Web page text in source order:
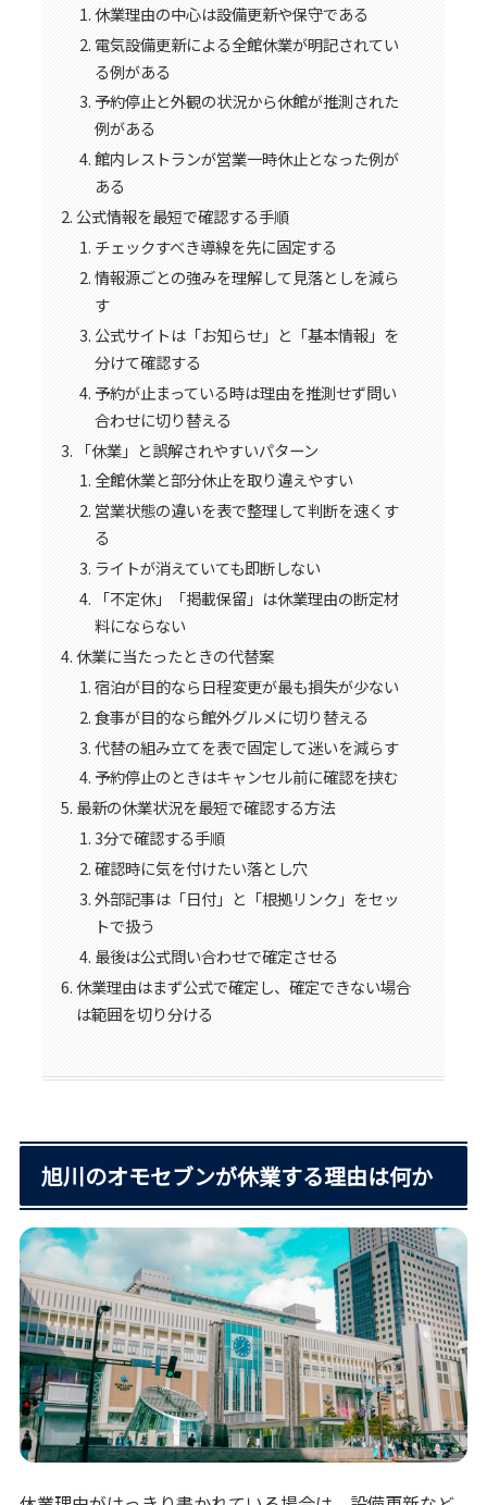
休業理由の中心は設備更新や保守である
電気設備更新による全館休業が明記されてい
る例がある
予約停止と外観の状況から休館が推測された
例がある
館内レストランが営業一時休止となった例が
ある
公式情報を最短で確認する手順
チェックすべき導線を先に固定する
情報源ごとの強みを理解して見落としを減ら
す
公式サイトは「お知らせ」と「基本情報」を
分けて確認する
予約が止まっている時は理由を推測せず問い
合わせに切り替える
「休業」と誤解されやすいパターン
全館休業と部分休止を取り違えやすい
営業状態の違いを表で整理して判断を速くす
る
ライトが消えていても即断しない
「不定休」「掲載保留」は休業理由の断定材
料にならない
休業に当たったときの代替案
宿泊が目的なら日程変更が最も損失が少ない
食事が目的なら館外グルメに切り替える
代替の組み立てを表で固定して迷いを減らす
予約停止のときはキャンセル前に確認を挟む
最新の休業状況を最短で確認する方法
3分で確認する手順
確認時に気を付けたい落とし穴
外部記事は「日付」と「根拠リンク」をセッ
トで扱う
最後は公式問い合わせで確定させる
休業理由はまず公式で確定し、確定できない場合
は範囲を切り分ける
旭川のオモセブンが休業する理由は何か